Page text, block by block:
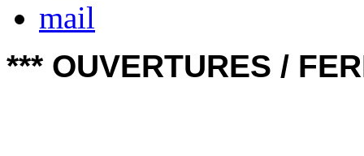
*** OUVERTURES /